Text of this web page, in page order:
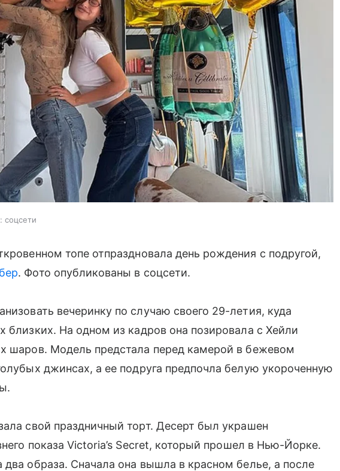
соцсети
топе отпраздновала день рождения с подругой,
. Фото опубликованы в соцсети.
вечеринку по случаю своего 29-летия, куда
близких. На одном из кадров она позировала с Хейли
шаров. Модель предстала перед камерой в бежевом
джинсах, а ее подруга предпочла белую укороченную
свой праздничный торт. Десерт был украшен
показа Victoria’s Secret, который прошел в Нью-Йорке.
образа. Сначала она вышла в красном белье, а после